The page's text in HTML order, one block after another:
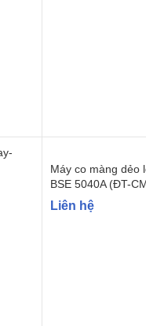
Máy co màng dẻo
BSE 5040A (ĐT-
Liên hệ